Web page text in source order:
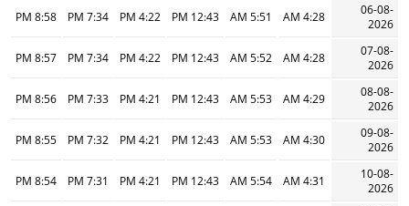
06-08-
2026
4:28 AM
5:51 AM
12:43 PM
4:22 PM
7:34 PM
8:58 PM
07-08-
2026
4:28 AM
5:52 AM
12:43 PM
4:22 PM
7:34 PM
8:57 PM
08-08-
2026
4:29 AM
5:53 AM
12:43 PM
4:21 PM
7:33 PM
8:56 PM
09-08-
2026
4:30 AM
5:53 AM
12:43 PM
4:21 PM
7:32 PM
8:55 PM
10-08-
2026
4:31 AM
5:54 AM
12:43 PM
4:21 PM
7:31 PM
8:54 PM